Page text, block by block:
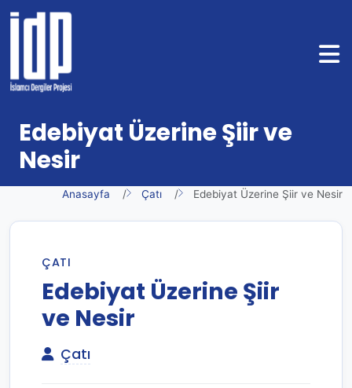
Edebiyat Üzerine Şiir ve
Nesir
Anasayfa Çatı Edebiyat Üzerine Şiir ve Nesir
ÇATI
Edebiyat Üzerine Şiir
ve Nesir
Çatı